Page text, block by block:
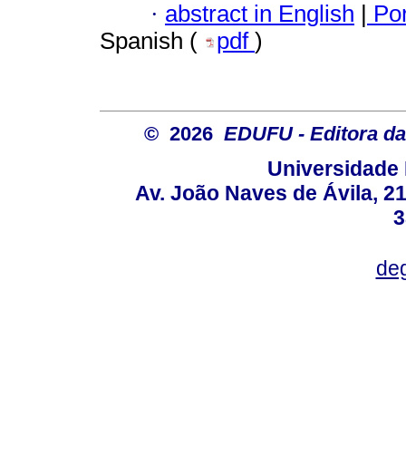
· abstract in English |
Spanish (
pdf )
© 2026 EDUFU - Editora
Universidade
Av. João Naves de Ávila,